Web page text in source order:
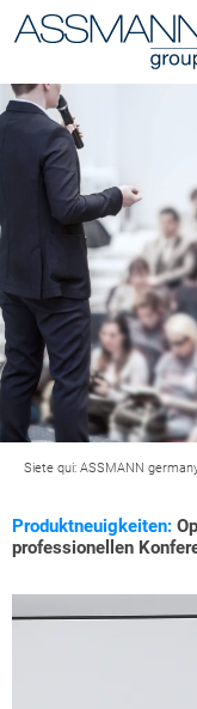
Siete qui: ASSMANN
Produktneuigkeiten:
professionellen